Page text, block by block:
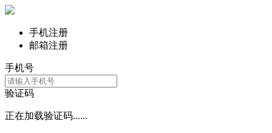
手机注册
邮箱注册
手机号
验证码
正在加载验证码......